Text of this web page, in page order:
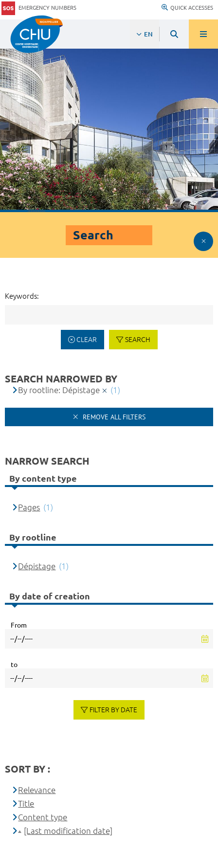
EMERGENCY NUMBERS QUICK ACCESSES
EN
Search
Keywords:
CLEAR SEARCH
SEARCH NARROWED BY
By rootline: Dépistage (1)
REMOVE ALL FILTERS
NARROW SEARCH
By content type
Pages (1)
By rootline
Dépistage (1)
By date of creation
From
to
FILTER BY DATE
SORT BY :
Relevance
Title
Content type
[Last modification date]